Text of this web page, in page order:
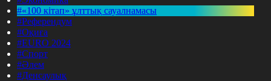
#«100 кітап» ұлттық сауалнамасы
#Референдум
#Оқиға
#EURO 2024
#Спорт
#Әлем
#Денсаулық